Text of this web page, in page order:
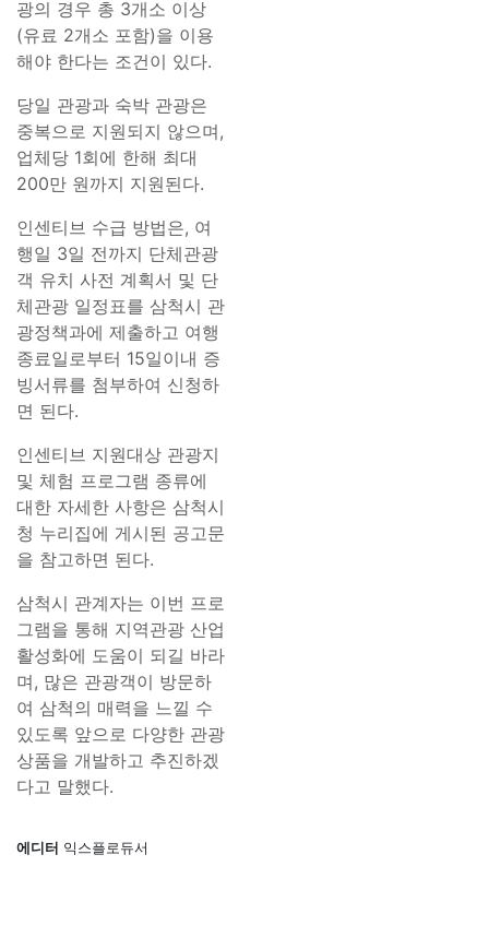
광의 경우 총 3개소 이상
(유료 2개소 포함)을 이용
해야 한다는 조건이 있다.
당일 관광과 숙박 관광은
중복으로 지원되지 않으며,
업체당 1회에 한해 최대
200만 원까지 지원된다.
인센티브 수급 방법은, 여
행일 3일 전까지 단체관광
객 유치 사전 계획서 및 단
체관광 일정표를 삼척시 관
광정책과에 제출하고 여행
종료일로부터 15일이내 증
빙서류를 첨부하여 신청하
면 된다.
인센티브 지원대상 관광지
및 체험 프로그램 종류에
대한 자세한 사항은 삼척시
청 누리집에 게시된 공고문
을 참고하면 된다.
삼척시 관계자는 이번 프로
그램을 통해 지역관광 산업
활성화에 도움이 되길 바라
며, 많은 관광객이 방문하
여 삼척의 매력을 느낄 수
있도록 앞으로 다양한 관광
상품을 개발하고 추진하겠
다고 말했다.
에디터 익스플로듀서